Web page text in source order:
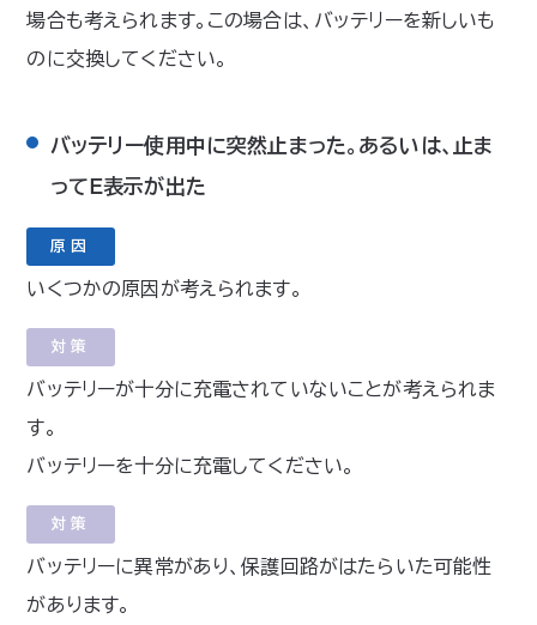
場合も考えられます。この場合は、バッテリーを新しいも
のに交換してください。
バッテリー使用中に突然止まった。あるいは、止ま
ってＥ表示が出た
原因
いくつかの原因が考えられます。
対策
バッテリーが十分に充電されていないことが考えられま
す。
バッテリーを十分に充電してください。
対策
バッテリーに異常があり、保護回路がはたらいた可能性
があります。